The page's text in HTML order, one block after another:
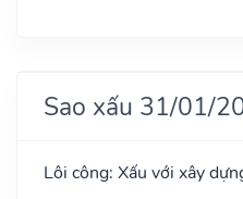
Sao xấu 31/01/
Lôi công: Xấu với xây